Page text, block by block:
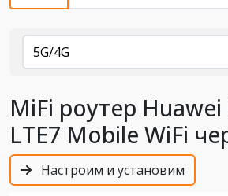
Каталог
5G/4G
MiFi роутер Huawei
LTE7 Mobile WiFi
Настроим и установим